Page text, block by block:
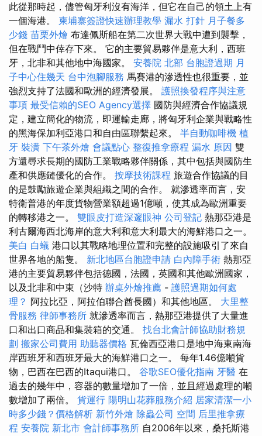
此從那時起，儘管匈牙利沒有海洋，但它在自己的領土上有
一個海港。 柬埔寨簽證快速辦理教學 漏水 打針 月子餐多
少錢 苗栗外燴 布達佩斯船在第二次世界大戰中遭到襲擊，
但在戰鬥中倖存下來。 它的主要貿易夥伴是意大利，西班
牙，北非和其他地中海國家。 安養院 北部 台胞證過期 月
子中心住幾天 台中泡腳服務 馬賽港的滲透性也很重要，並
強烈支持了法國和歐洲的經濟發展。 護照換發程序與注意
事項 最受信賴的SEO Agency選擇 國防與經濟合作協議規
定，建立簡化的物流，即運輸走廊，將匈牙利企業與戰略性
的黑海保加利亞港口和自由區聯繫起來。 半自動咖啡機 植
牙 裝潢 下午茶外燴 會議點心 整復推拿療程 漏水 原因 雙
方還尋求長期的國防工業戰略夥伴關係，其中包括與國防生
產和供應鏈優化的合作。 按摩技術課程 旅遊合作協議的目
的是鼓勵旅遊企業與組織之間的合作。 就滲透率而言，安
特衛普港的年度貨物營業額超過1億噸，使其成為歐洲重要
的轉移港之一。 雙眼皮打造深邃眼神 公司登記 熱那亞港是
利古爾海西北海岸的意大利和意大利最大的海鮮港口之一。
美白 白蟻 港口以其戰略地理位置和完整的設施吸引了來自
世界各地的船隻。 新北地區台胞證申請 白內障手術 熱那亞
港的主要貿易夥伴包括德國，法國，英國和其他歐洲國家，
以及北非和中東（沙特 辦桌外燴推薦 - 護照過期如何處
理？ 阿拉比亞，阿拉伯聯合酋長國）和其他地區。 大里整
骨服務 律師事務所 就滲透率而言，熱那亞港提供了大量進
口和出口商品和集裝箱的交通。 找台北會計師協助財務規
劃 搬家公司費用 助聽器價格 瓦倫西亞港口是地中海東南海
岸西班牙和西班牙最大的海鮮港口之一。 每年1.46億噸貨
物，巴西在巴西的Itaqui港口。 谷歌SEO優化指南 牙醫 在
過去的幾年中，容器的數量增加了一倍，並且經過處理的噸
數增加了兩倍。 貨運行 陽明山花葬服務介紹 居家清潔一小
時多少錢？價格解析 新竹外燴 除蟲公司 空間 后里推拿療
程 安養院 新北市 會計師事務所 自2006年以來，桑托斯港